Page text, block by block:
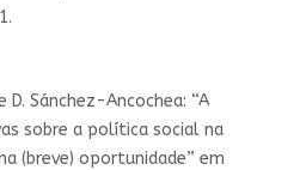
D. Sánchez-Ancochea: “A
sobre a política social na
(breve) oportunidade” em